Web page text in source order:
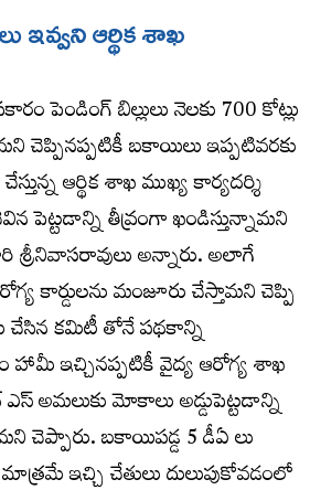
ఇవ్వ‌ని ఆర్థిక శాఖ
పెండింగ్ బిల్లులు నెలకు 700 కోట్లు
చెప్పినప్పటికీ బకాయిలు ఇప్పటివరకు
ఆర్థిక శాఖ ముఖ్య కార్యదర్శి
పెట్టడాన్ని తీవ్రంగా ఖండిస్తున్నామని
శ్రీనివాస‌రావులు అన్నారు. అలాగే
కార్డులను మంజూరు చేస్తామని చెప్పి
చేసిన కమిటీ తోనే పథకాన్ని
హామీ ఇచ్చినప్పటికీ వైద్య ఆరోగ్య శాఖ
అమలుకు మోకాలు అడ్డుపెట్టడాన్ని
చెప్పారు. బకాయిపడ్డ 5 డీఏ లు
ఇచ్చి చేతులు దులుపుకోవడంలో